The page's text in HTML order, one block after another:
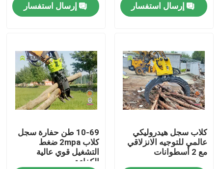
رقابة جودة
اطلب اقتباس
Company News
حفارة الكسارة الصخور
إرسال استفسار
إرسال استفسار
كلاب سجل هيدروليكي
عالمي للتوجيه الانزلاقي
مع 2 أسطوانات
10-69 طن حفارة سجل
كلاب 2mpa ضغط
التشغيل قوي عالية
الكفاءة